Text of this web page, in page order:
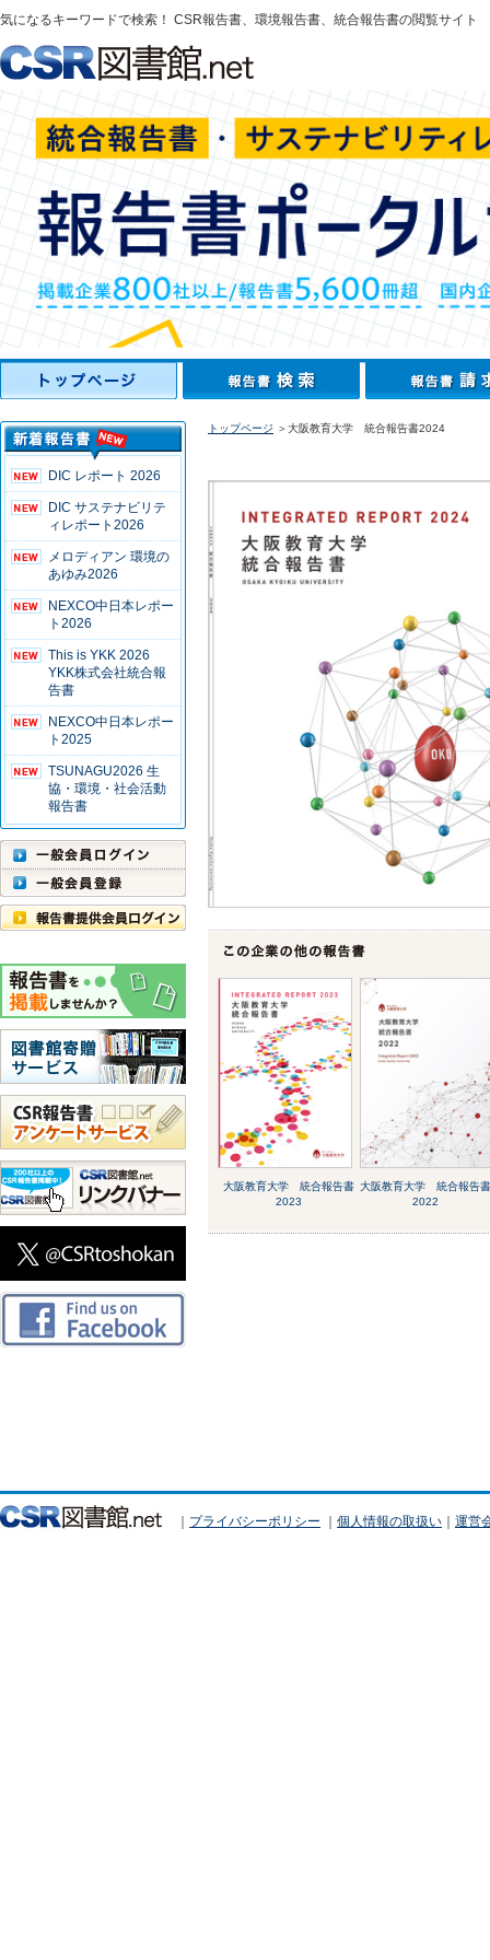
気になるキーワードで検索！ CSR報告書、環境報告書、統合報告書の閲覧サイト
DIC レポート 2026
DIC サステナビリテ
ィレポート2026
メロディアン 環境の
あゆみ2026
NEXCO中日本レポー
ト2026
This is YKK 2026
YKK株式会社統合報
告書
NEXCO中日本レポー
ト2025
TSUNAGU2026 生
協・環境・社会活動
報告書
トップページ ＞大阪教育大学 統合報告書2024
大阪教育大学 統合報告書
2023
大阪教育大学 統合報告
2022
｜ プライバシーポリシー ｜ 個人情報の取扱い ｜ 運営